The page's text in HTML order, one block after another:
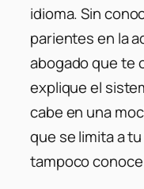
idioma. Sin
parientes en la
abogado que te
explique el
cabe en una
que se limita a
tampoco